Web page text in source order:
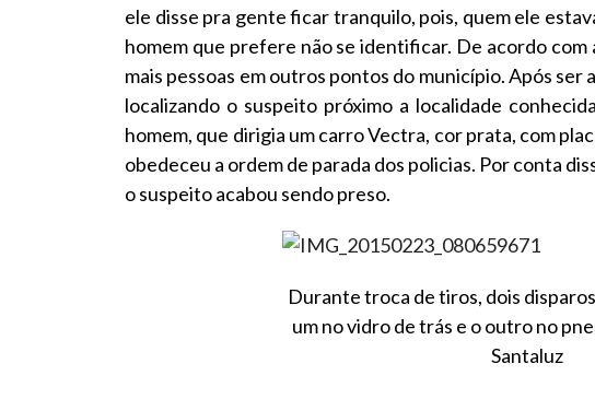
ele disse pra gente ficar tranquilo, pois, quem ele
homem que prefere não se identificar. De acordo
mais pessoas em outros pontos do município. Após ser
localizando o suspeito próximo a localidade
homem, que dirigia um carro Vectra, cor prata, com
obedeceu a ordem de parada dos policias. Por conta
o suspeito acabou sendo preso.
Durante troca de tiros, dois
um no vidro de trás e o outro no
Santaluz